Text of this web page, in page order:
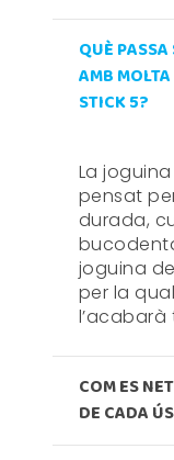
QUÈ
AMB
STICK 5?
La
pensat
durada,
joguina
per la
COM ES
DE CADA